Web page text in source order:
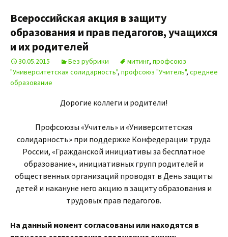
Всероссийская акция в защиту
образования и прав педагогов, учащихся
и их родителей
30.05.2015 Без рубрики митинг, профсоюз
"Университетская солидарность", профсоюз "Учитель", среднее
образование
Дорогие коллеги и родители!
Профсоюзы «Учитель» и «Университетская
солидарность» при поддержке Конфедерации труда
России, «Гражданской инициативы за бесплатное
образование», инициативных групп родителей и
общественных организаций проводят в День защиты
детей и накануне него акцию в защиту образования и
трудовых прав педагогов.
На данный момент согласованы или находятся в